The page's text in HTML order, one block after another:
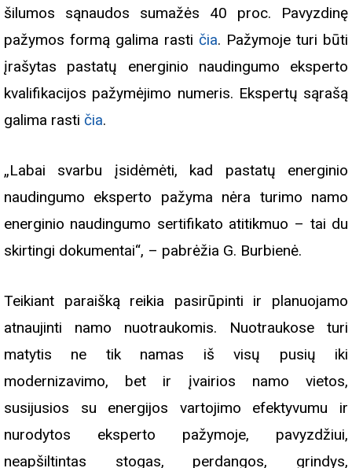
šilumos sąnaudos sumažės 40 proc. Pavyzdinę
pažymos formą galima rasti čia. Pažymoje turi būti
įrašytas pastatų energinio naudingumo eksperto
kvalifikacijos pažymėjimo numeris. Ekspertų sąrašą
galima rasti čia.
„Labai svarbu įsidėmėti, kad pastatų energinio
naudingumo eksperto pažyma nėra turimo namo
energinio naudingumo sertifikato atitikmuo – tai du
skirtingi dokumentai“, – pabrėžia G. Burbienė.
Teikiant paraišką reikia pasirūpinti ir planuojamo
atnaujinti namo nuotraukomis. Nuotraukose turi
matytis ne tik namas iš visų pusių iki
modernizavimo, bet ir įvairios namo vietos,
susijusios su energijos vartojimo efektyvumu ir
nurodytos eksperto pažymoje, pavyzdžiui,
neapšiltintas stogas, perdangos, grindys,